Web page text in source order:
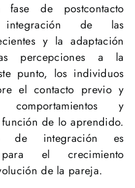
fase de postcontacto
de las
y la adaptación
percepciones a la
punto, los individuos
el contacto previo y
y
función de lo aprendido.
de integración es
para el crecimiento
de la pareja.